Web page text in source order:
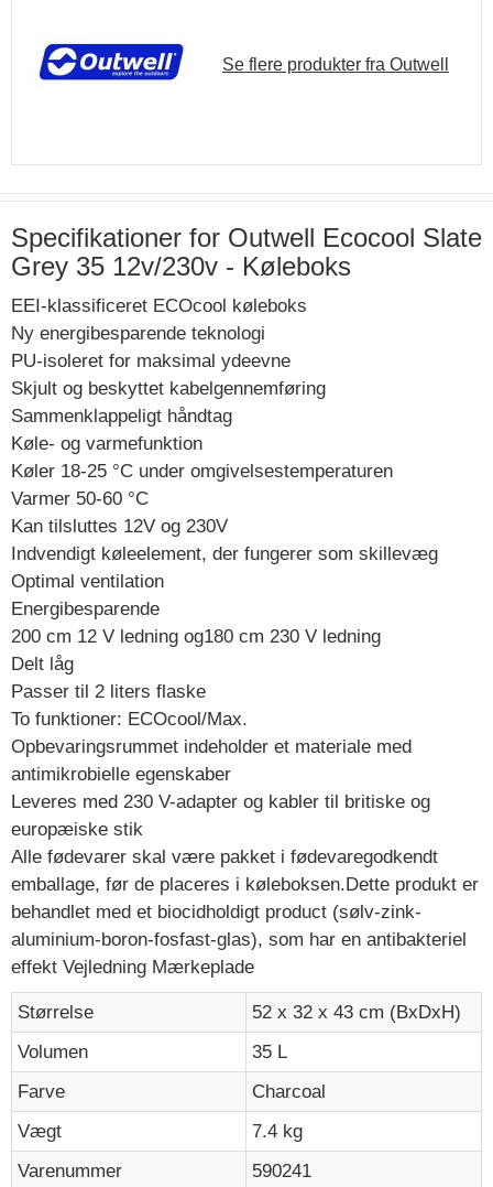
Se flere produkter fra Outwell
Specifikationer for Outwell Ecocool Slate
Grey 35 12v/230v - Køleboks
EEI-klassificeret ECOcool køleboks
Ny energibesparende teknologi
PU-isoleret for maksimal ydeevne
Skjult og beskyttet kabelgennemføring
Sammenklappeligt håndtag
Køle- og varmefunktion
Køler 18-25 °C under omgivelsestemperaturen
Varmer 50-60 °C
Kan tilsluttes 12V og 230V
Indvendigt køleelement, der fungerer som skillevæg
Optimal ventilation
Energibesparende
200 cm 12 V ledning og180 cm 230 V ledning
Delt låg
Passer til 2 liters flaske
To funktioner: ECOcool/Max.
Opbevaringsrummet indeholder et materiale med
antimikrobielle egenskaber
Leveres med 230 V-adapter og kabler til britiske og
europæiske stik
Alle fødevarer skal være pakket i fødevaregodkendt
emballage, før de placeres i køleboksen.Dette produkt er
behandlet med et biocidholdigt product (sølv-zink-
aluminium-boron-fosfast-glas), som har en antibakteriel
effekt Vejledning Mærkeplade
Størrelse
52 x 32 x 43 cm (BxDxH)
Volumen
35 L
Farve
Charcoal
Vægt
7.4 kg
Varenummer
590241